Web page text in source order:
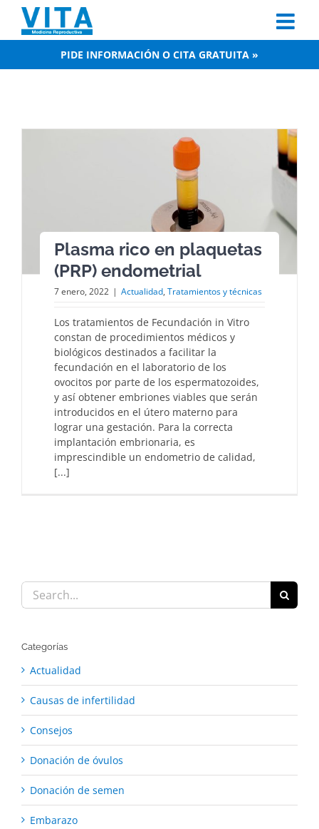
content
PIDE INFORMACIÓN O CITA GRATUITA »
Plasma rico en plaquetas
(PRP) endometrial
7 enero, 2022 | Actualidad, Tratamientos y técnicas
Los tratamientos de Fecundación in Vitro
constan de procedimientos médicos y
biológicos destinados a facilitar la
fecundación en el laboratorio de los
ovocitos por parte de los espermatozoides,
y así obtener embriones viables que serán
introducidos en el útero materno para
lograr una gestación. Para la correcta
implantación embrionaria, es
imprescindible un endometrio de calidad,
[...]
Search
for:
Categorías
Actualidad
Causas de infertilidad
Consejos
Donación de óvulos
Donación de semen
Embarazo